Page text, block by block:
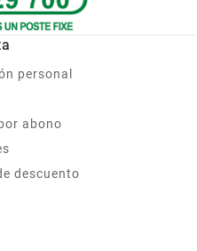
personal
abono
descuento